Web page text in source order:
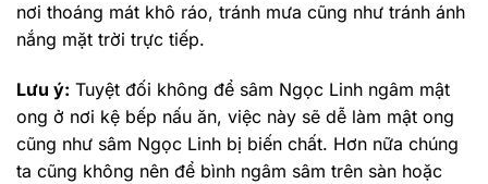
nơi thoáng mát khô ráo, tránh mưa cũng như tránh ánh
nắng mặt trời trực tiếp.
Lưu ý: Tuyệt đối không để sâm Ngọc Linh ngâm mật
ong ở nơi kệ bếp nấu ăn, việc này sẽ dễ làm mật ong
cũng như sâm Ngọc Linh bị biến chất. Hơn nữa chúng
ta cũng không nên để bình ngâm sâm trên sàn hoặc